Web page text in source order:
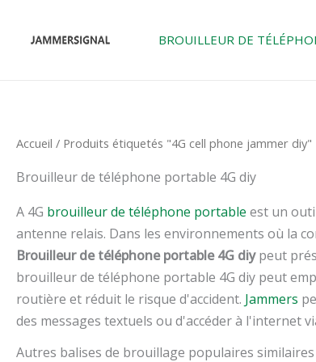
BROUILLEUR DE
Accueil / Produits étiquetés "4G cell phone jammer diy"
Brouilleur de téléphone portable 4G diy
A 4G brouilleur de téléphone portable est un
antenne relais. Dans les environnements où la
Brouilleur de téléphone portable 4G diypeut
brouilleur de téléphone portable 4G diy peut
routière et réduit le risque d'accident. Jammers
des messages textuels ou d'accéder à l'internet
Autres balises de brouillage populaires similaires